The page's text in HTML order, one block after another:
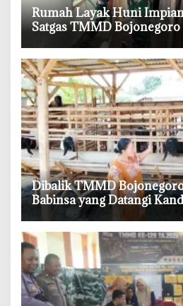
‎Rumah Layak Huni
Satgas TMMD
‎Dibalik TMMD
Babinsa yang Datangi
Demi Dengar Keluh Warga